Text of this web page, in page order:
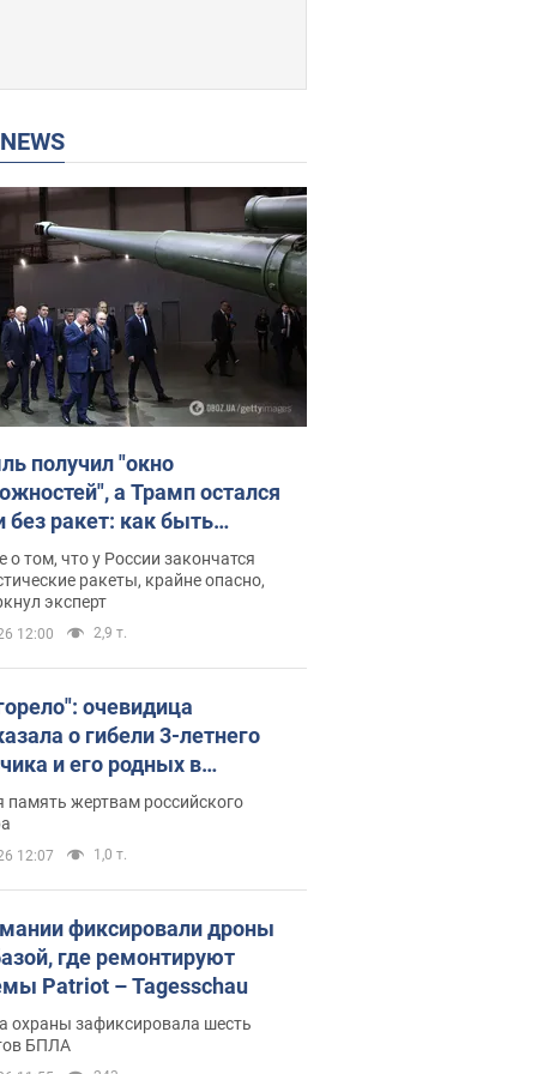
NEWS
получил "окно
а Трамп остался
без ракет: как быть
Интервью с Мельником
о том, что у России закончатся
ракеты, крайне опасно,
эксперт
12:00 2,9 т.
очевидица
о гибели 3-летнего
и его родных в
атаки РФ на Киевскую
Видео и фото
память жертвам российского
12:07 1,0 т.
фиксировали дроны
где ремонтируют
Patriot – Tagesschau
охраны зафиксировала шесть
БПЛА